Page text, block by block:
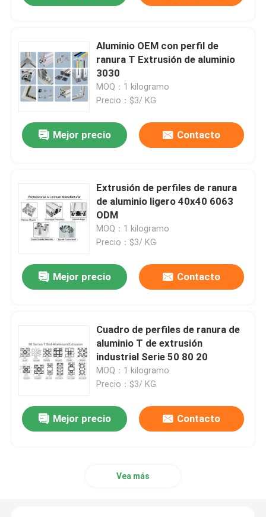
Aluminio OEM con perfil de
ranura T Extrusión de aluminio
3030
MOQ：1 kilogramo
Precio：$3/ KG
Mejor precio Contacto
Extrusión de perfiles de ranura
de aluminio ligero 40x40 6063
ODM
MOQ：1 kilogramo
Precio：$3/ KG
Mejor precio Contacto
Cuadro de perfiles de ranura de
aluminio T de extrusión
industrial Serie 50 80 20
MOQ：1 kilogramo
Precio：$3/ KG
Mejor precio Contacto
Vea más